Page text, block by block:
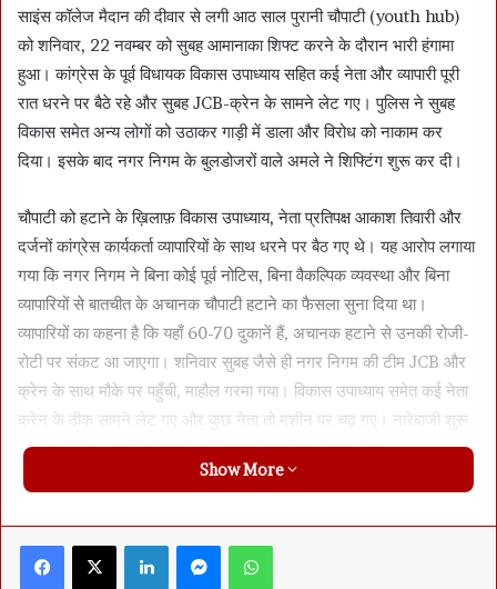
साइंस कॉलेज मैदान की दीवार से लगी आठ साल पुरानी चौपाटी (youth hub)
को शनिवार, 22 नवम्बर को सुबह आमानाका शिफ्ट करने के दौरान भारी हंगामा
हुआ। कांग्रेस के पूर्व विधायक विकास उपाध्याय सहित कई नेता और व्यापारी पूरी
रात धरने पर बैठे रहे और सुबह JCB-क्रेन के सामने लेट गए। पुलिस ने सुबह
विकास समेत अन्य लोगों को उठाकर गाड़ी में डाला और विरोध को नाकाम कर
दिया। इसके बाद नगर निगम के बुलडोजरों वाले अमले ने शिफ्टिंग शुरू कर दी।
चौपाटी को हटाने के ख़िलाफ़ विकास उपाध्याय, नेता प्रतिपक्ष आकाश तिवारी और
दर्जनों कांग्रेस कार्यकर्ता व्यापारियों के साथ धरने पर बैठ गए थे। यह आरोप लगाया
गया कि नगर निगम ने बिना कोई पूर्व नोटिस, बिना वैकल्पिक व्यवस्था और बिना
व्यापारियों से बातचीत के अचानक चौपाटी हटाने का फैसला सुना दिया था।
व्यापारियों का कहना है कि यहाँ 60-70 दुकानें हैं, अचानक हटाने से उनकी रोजी-
रोटी पर संकट आ जाएगा। शनिवार सुबह जैसे ही नगर निगम की टीम JCB और
क्रेन के साथ मौके पर पहुँची, माहौल गरमा गया। विकास उपाध्याय समेत कई नेता
क्रेन के ठीक सामने लेट गए और कुछ नेता तो मशीन पर चढ़ गए। नारेबाजी शुरू
हो गई। लेकिन अंत में पुलिस ने सभी प्रदर्शनकारियों को हटा दिया।
Show More
Facebook X LinkedIn